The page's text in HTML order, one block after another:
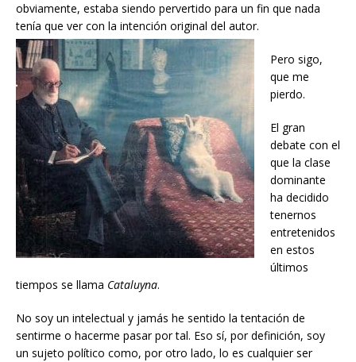
obviamente, estaba siendo pervertido para un fin que nada
tenía que ver con la intención original del autor.
Pero sigo,
que me
pierdo.
El gran
debate con el
que la clase
dominante
ha decidido
tenernos
entretenidos
en estos
últimos
tiempos se llama Cataluyna.
No soy un intelectual y jamás he sentido la tentación de
sentirme o hacerme pasar por tal. Eso sí, por definición, soy
un sujeto político como, por otro lado, lo es cualquier ser